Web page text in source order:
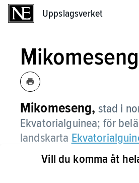
Uppslagsverket
Mikomeseng
Mikomeseng, stad i
Ekvatorialguinea; för
landskarta
Vill du komma åt